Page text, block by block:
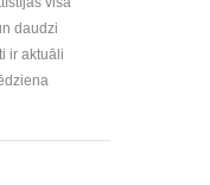
daudzi
ir aktuāli